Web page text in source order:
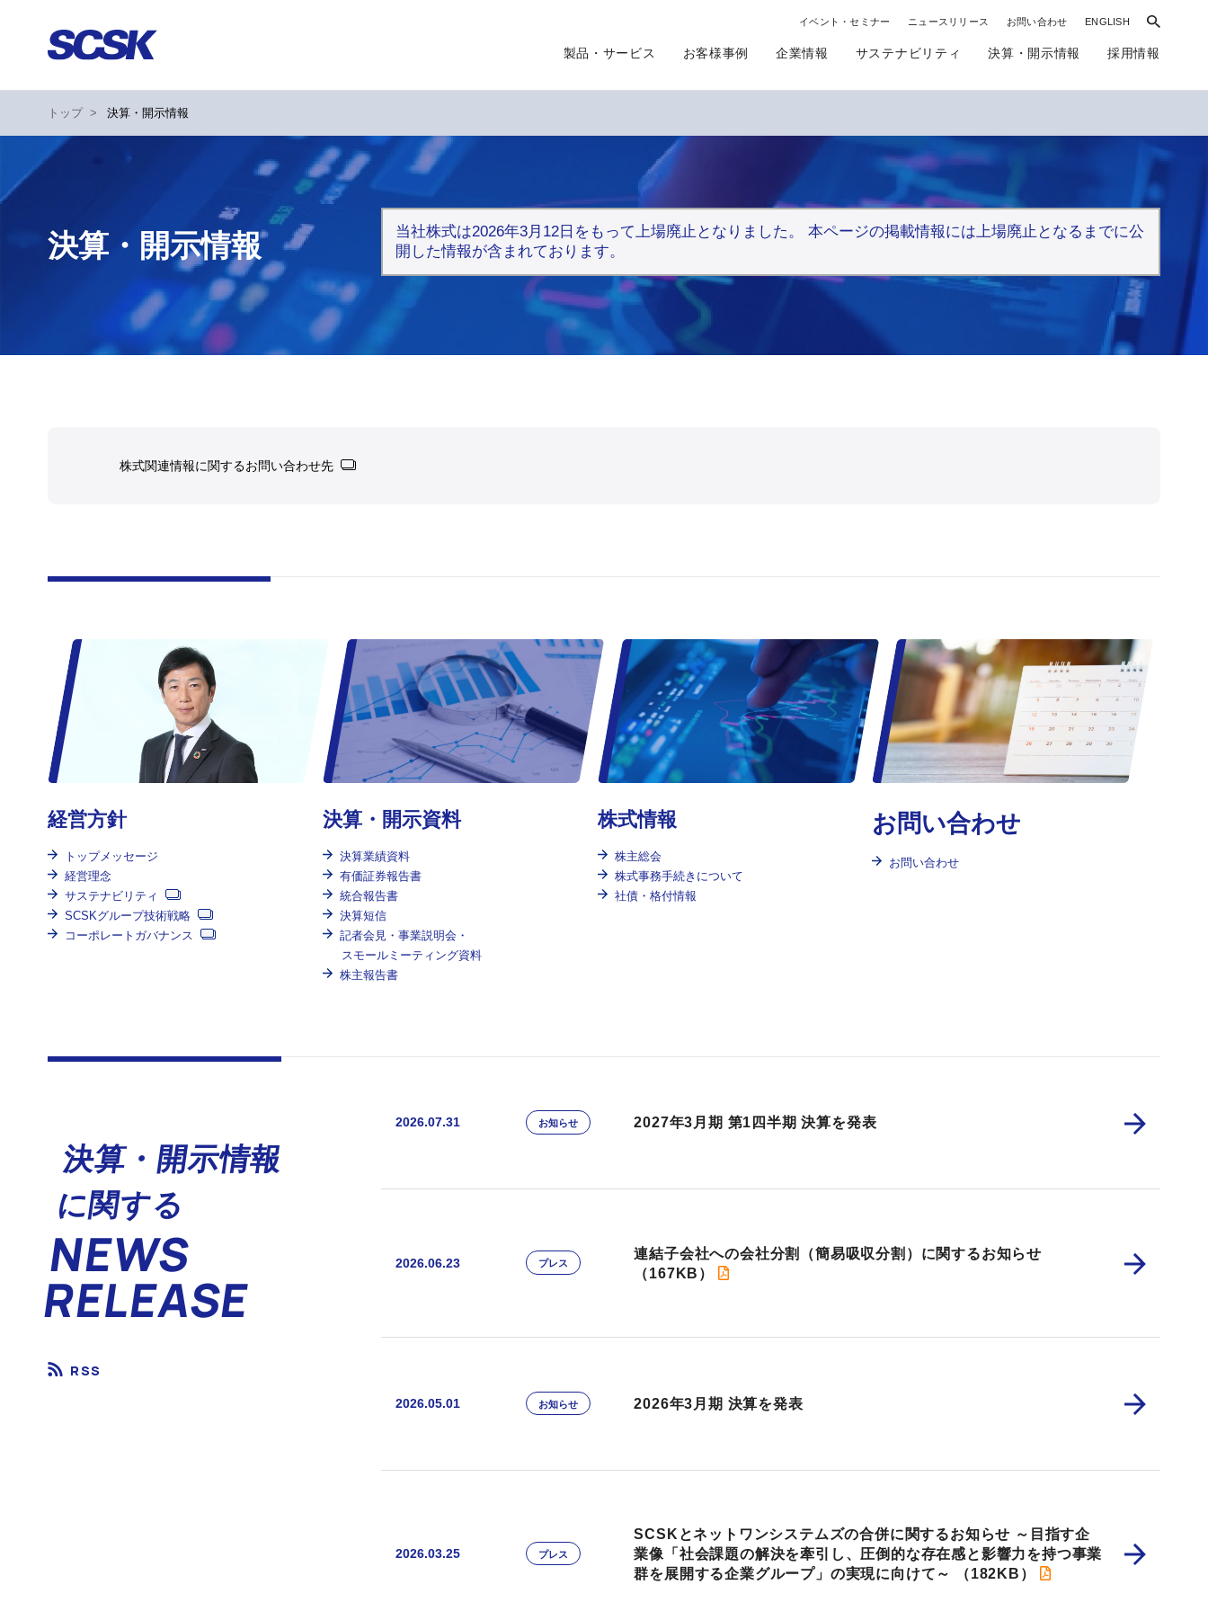
イベント・セミナー ニュースリリース お問い合わせ ENGLISH
製品・サービス お客様事例 企業情報 サステナビリティ 決算・開示情報 採用情報
トップ > 決算・開示情報
決算・開示情報
当社株式は2026年3月12日をもって上場廃止となりました。 本ページの掲載情報には上場廃止となるまでに公
開した情報が含まれております。
株式関連情報に関するお問い合わせ先
経営方針
トップメッセージ
経営理念
サステナビリティ
SCSKグループ技術戦略
コーポレートガバナンス
決算・開示資料
決算業績資料
有価証券報告書
統合報告書
決算短信
記者会見・事業説明会・
スモールミーティング資料
株主報告書
株式情報
株主総会
株式事務手続きについて
社債・格付情報
お問い合わせ
お問い合わせ
決算・開示情報
に関する
NEWS
RELEASE
RSS
2026.07.31 お知らせ 2027年3月期 第1四半期 決算を発表
2026.06.23 プレス
連結子会社への会社分割（簡易吸収分割）に関するお知らせ
（167KB）
2026.05.01 お知らせ 2026年3月期 決算を発表
2026.03.25 プレス
SCSKとネットワンシステムズの合併に関するお知らせ ～目指す企
業像「社会課題の解決を牽引し、圧倒的な存在感と影響力を持つ事業
群を展開する企業グループ」の実現に向けて～
（182KB）